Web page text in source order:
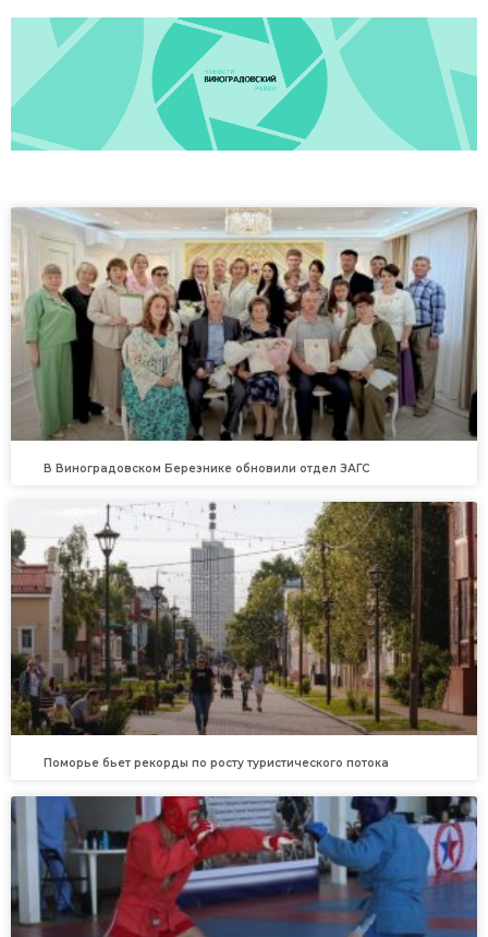
В Виноградовском Березнике обновили отдел ЗАГС
Поморье бьет рекорды по росту туристического потока